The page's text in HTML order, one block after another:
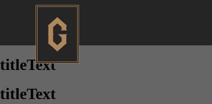
titleText
titleText